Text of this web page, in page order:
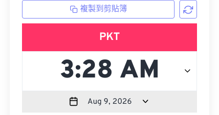
複製到剪貼簿
PKT